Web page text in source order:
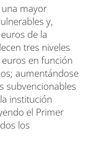
mayor
y,
de la
tres niveles
en función
aumentándose
subvencionables
institución
el Primer
los